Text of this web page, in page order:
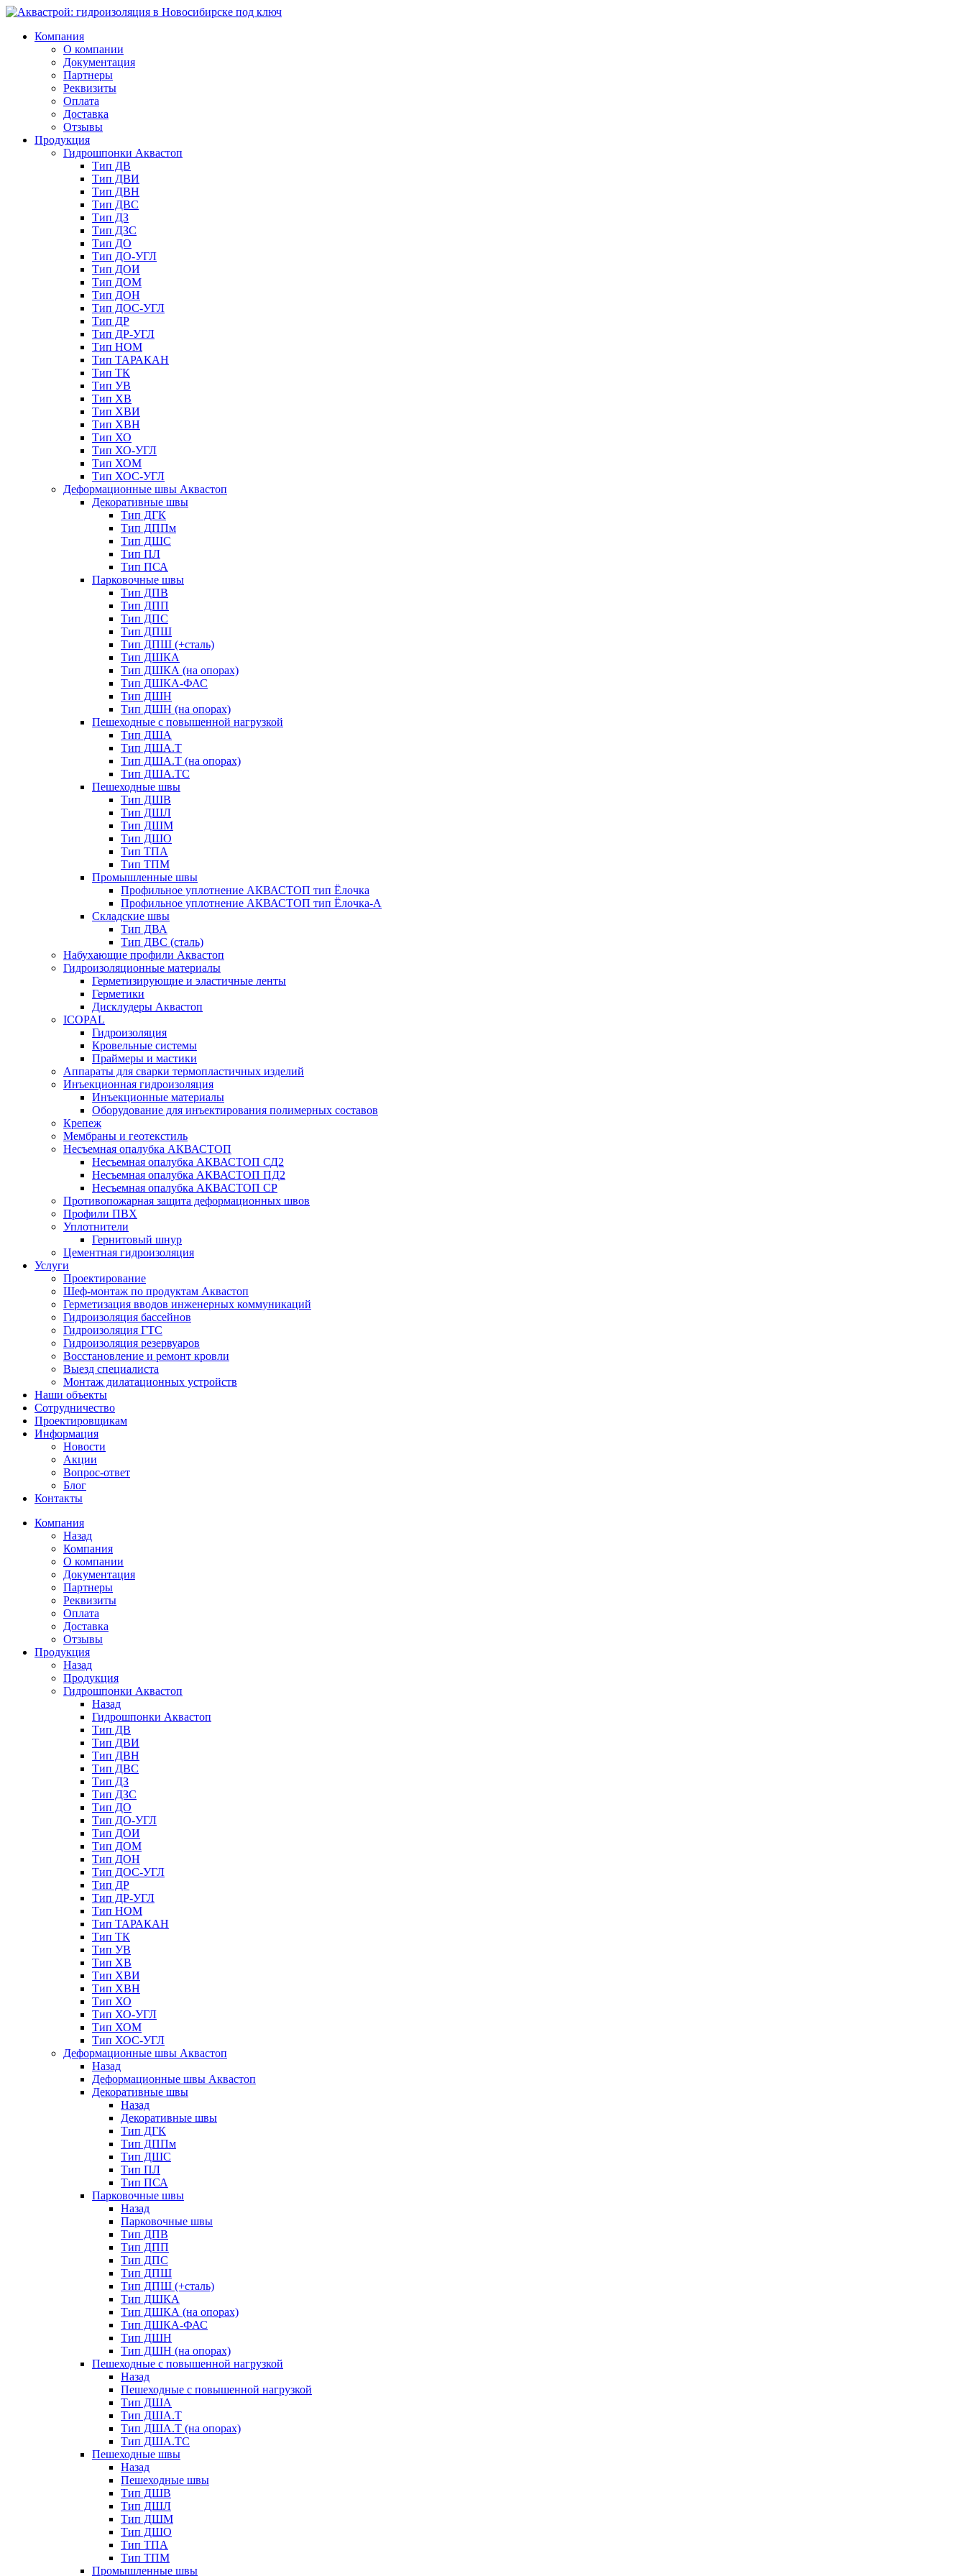
Компания
О компании
Документация
Партнеры
Реквизиты
Оплата
Доставка
Отзывы
Продукция
Гидрошпонки Аквастоп
Тип ДВ
Тип ДВИ
Тип ДВН
Тип ДВС
Тип ДЗ
Тип ДЗС
Тип ДО
Тип ДО-УГЛ
Тип ДОИ
Тип ДОМ
Тип ДОН
Тип ДОС-УГЛ
Тип ДР
Тип ДР-УГЛ
Тип НОМ
Тип ТАРАКАН
Тип ТК
Тип УВ
Тип ХВ
Тип ХВИ
Тип ХВН
Тип ХО
Тип ХО-УГЛ
Тип ХОМ
Тип ХОС-УГЛ
Деформационные швы Аквастоп
Декоративные швы
Тип ДГК
Тип ДППм
Тип ДШС
Тип ПЛ
Тип ПСА
Парковочные швы
Тип ДПВ
Тип ДПП
Тип ДПС
Тип ДПШ
Тип ДПШ (+сталь)
Тип ДШКА
Тип ДШКА (на опорах)
Тип ДШКА-ФАС
Тип ДШН
Тип ДШН (на опорах)
Пешеходные с повышенной нагрузкой
Тип ДША
Тип ДША.Т
Тип ДША.Т (на опорах)
Тип ДША.ТС
Пешеходные швы
Тип ДШВ
Тип ДШЛ
Тип ДШМ
Тип ДШО
Тип ТПА
Тип ТПМ
Промышленные швы
Профильное уплотнение АКВАСТОП тип Ёлочка
Профильное уплотнение АКВАСТОП тип Ёлочка-А
Складские швы
Тип ДВА
Тип ДВС (сталь)
Набухающие профили Аквастоп
Гидроизоляционные материалы
Герметизирующие и эластичные ленты
Герметики
Дисклудеры Аквастоп
ICOPAL
Гидроизоляция
Кровельные системы
Праймеры и мастики
Аппараты для сварки термопластичных изделий
Инъекционная гидроизоляция
Инъекционные материалы
Оборудование для инъектирования полимерных составов
Крепеж
Мембраны и геотекстиль
Несъемная опалубка АКВАСТОП
Несъемная опалубка АКВАСТОП СД2
Несъемная опалубка АКВАСТОП ПД2
Несъемная опалубка АКВАСТОП СР
Противопожарная защита деформационных швов
Профили ПВХ
Уплотнители
Гернитовый шнур
Цементная гидроизоляция
Услуги
Проектирование
Шеф-монтаж по продуктам Аквастоп
Герметизация вводов инженерных коммуникаций
Гидроизоляция бассейнов
Гидроизоляция ГТС
Гидроизоляция резервуаров
Восстановление и ремонт кровли
Выезд специалиста
Монтаж дилатационных устройств
Наши объекты
Сотрудничество
Проектировщикам
Информация
Новости
Акции
Вопрос-ответ
Блог
Контакты
Компания
Назад
Компания
О компании
Документация
Партнеры
Реквизиты
Оплата
Доставка
Отзывы
Продукция
Назад
Продукция
Гидрошпонки Аквастоп
Назад
Гидрошпонки Аквастоп
Тип ДВ
Тип ДВИ
Тип ДВН
Тип ДВС
Тип ДЗ
Тип ДЗС
Тип ДО
Тип ДО-УГЛ
Тип ДОИ
Тип ДОМ
Тип ДОН
Тип ДОС-УГЛ
Тип ДР
Тип ДР-УГЛ
Тип НОМ
Тип ТАРАКАН
Тип ТК
Тип УВ
Тип ХВ
Тип ХВИ
Тип ХВН
Тип ХО
Тип ХО-УГЛ
Тип ХОМ
Тип ХОС-УГЛ
Деформационные швы Аквастоп
Назад
Деформационные швы Аквастоп
Декоративные швы
Назад
Декоративные швы
Тип ДГК
Тип ДППм
Тип ДШС
Тип ПЛ
Тип ПСА
Парковочные швы
Назад
Парковочные швы
Тип ДПВ
Тип ДПП
Тип ДПС
Тип ДПШ
Тип ДПШ (+сталь)
Тип ДШКА
Тип ДШКА (на опорах)
Тип ДШКА-ФАС
Тип ДШН
Тип ДШН (на опорах)
Пешеходные с повышенной нагрузкой
Назад
Пешеходные с повышенной нагрузкой
Тип ДША
Тип ДША.Т
Тип ДША.Т (на опорах)
Тип ДША.ТС
Пешеходные швы
Назад
Пешеходные швы
Тип ДШВ
Тип ДШЛ
Тип ДШМ
Тип ДШО
Тип ТПА
Тип ТПМ
Промышленные швы